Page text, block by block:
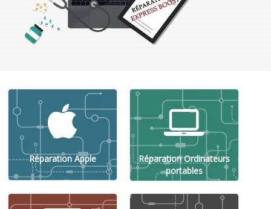
Réparation Apple
Réparation Ordinateurs
portables